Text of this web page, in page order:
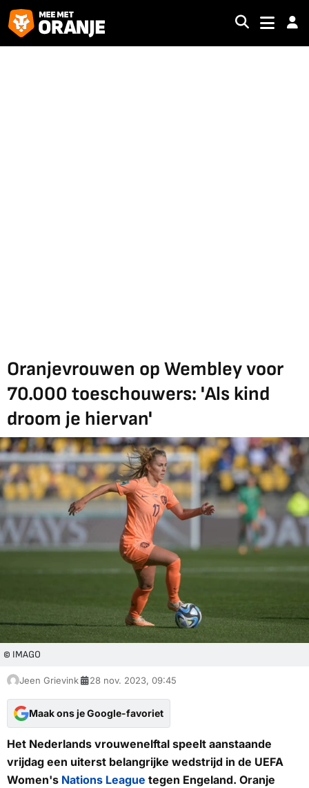
Oranjevrouwen op Wembley voor
70.000 toeschouwers: 'Als kind
droom je hiervan'
© IMAGO
Jeen Grievink 28 nov. 2023, 09:45
Maak ons je Google-favoriet
Het Nederlands vrouwenelftal speelt aanstaande
vrijdag een uiterst belangrijke wedstrijd in de UEFA
Women's Nations League tegen Engeland. Oranje